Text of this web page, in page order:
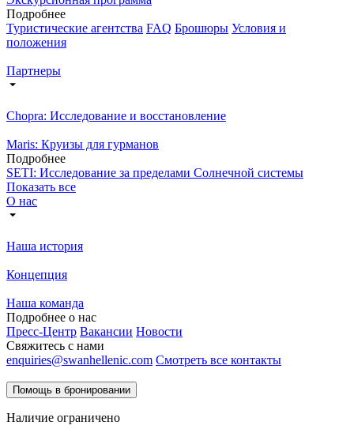
Подробнее
Туристические агентства FAQ Брошюры Условия и
положения
Партнеры
Chopra: Исследование и восстановление
Maris: Круизы для гурманов
Подробнее
SETI: Исследование за пределами Солнечной системы
Показать все
О нас
Наша история
Концепция
Наша команда
Подробнее о нас
Пресс-Центр Вакансии Новости
Свяжитесь с нами
enquiries@swanhellenic.com Смотреть все контакты
Помощь в бронировании
Наличие ограничено